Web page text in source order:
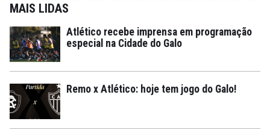
MAIS LIDAS
Atlético recebe imprensa em programação
especial na Cidade do Galo
Remo x Atlético: hoje tem jogo do Galo!